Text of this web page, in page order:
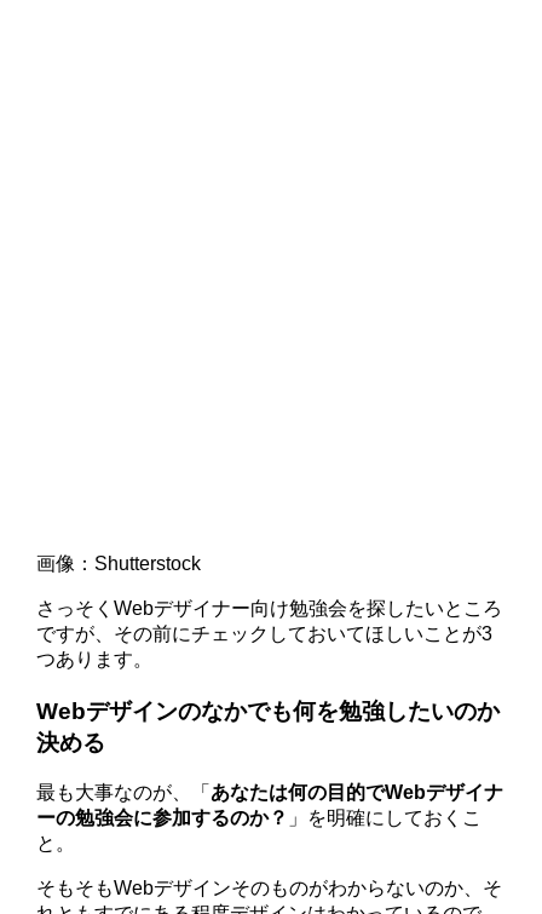
画像：Shutterstock
さっそくWebデザイナー向け勉強会を探したいところ
ですが、その前にチェックしておいてほしいことが3
つあります。
Webデザインのなかでも何を勉強したいのか
決める
最も大事なのが、「 あなたは何の目的でWebデザイナ
ーの勉強会に参加するのか？ 」を明確にしておくこ
と。
そもそもWebデザインそのものがわからないのか、そ